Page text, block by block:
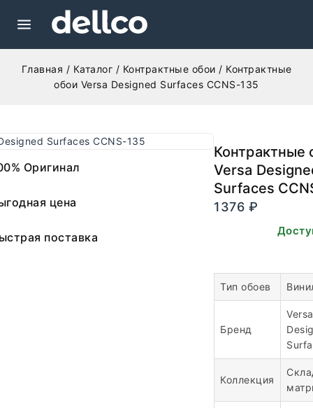
Главная / Каталог / Контрактные обои / Контрактные
обои Versa Designed Surfaces CCNS-135
Оригинал
цена
поставка
Контрактные
Versa
Surfaces
1376 ₽
В наличии.
Тип обоев
Бренд
Versa
Коллекция